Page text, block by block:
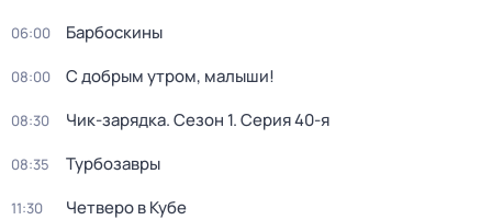
06:00 Барбоскины
08:00 С добрым утром, малыши!
08:30 Чик-зарядка. Сезон 1. Серия 40-я
08:35 Турбозавры
11:30 Четверо в Кубе